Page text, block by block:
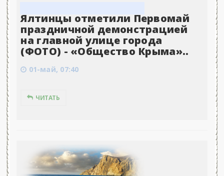
Ялтинцы отметили Первомай
праздничной демонстрацией
на главной улице города
(ФОТО) - «Общество Крыма»..
01-май, 07:40
ЧИТАТЬ